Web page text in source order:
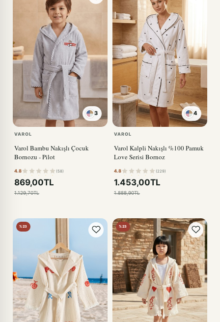
3
VAROL
Varol Bambu Nakışlı Çocuk
Bornozu - Pilot
4.8 (58)
869,00TL
1.129,70TL
4
KIRMIZI
VAROL
Varol Kalpli Nakışlı %100 Pamuk
Love Serisi Bornoz
4.8 (229)
1.453,00TL
1.888,90TL
%23 %23